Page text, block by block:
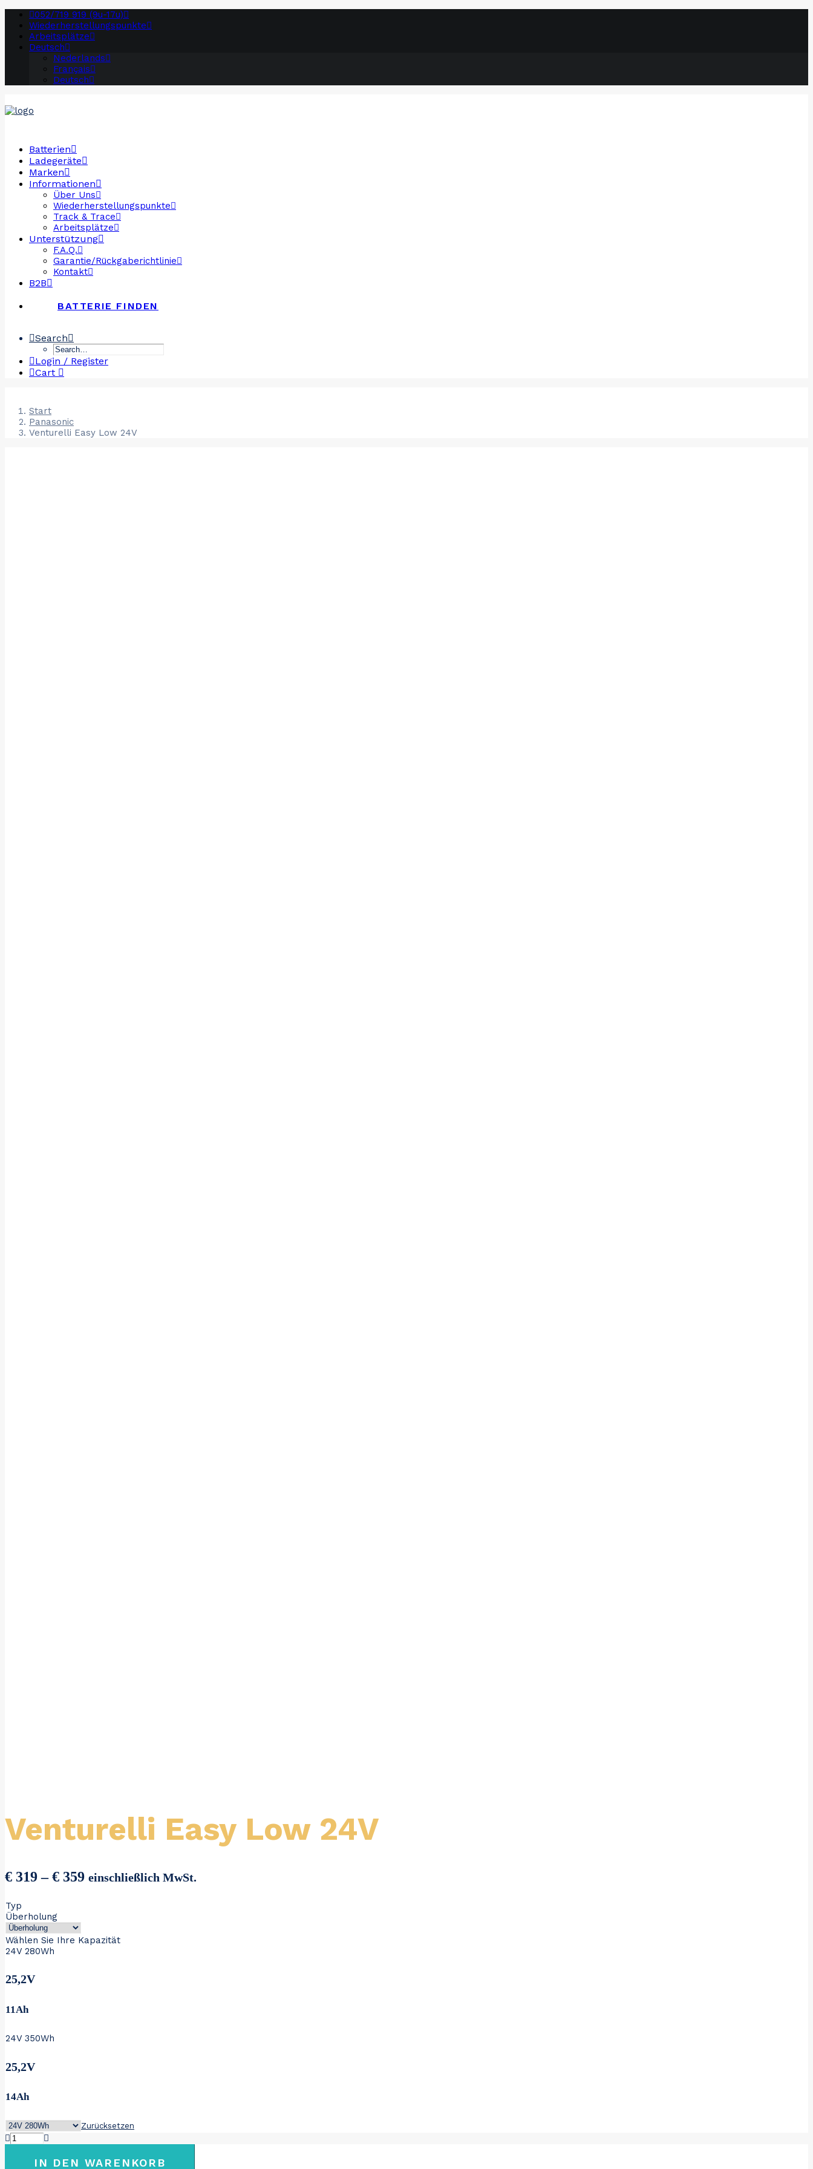
052/719 919 (9u-17u)
Wiederherstellungspunkte
Arbeitsplätze
Deutsch
Nederlands
Français
Deutsch
Batterien
Ladegeräte
Marken
Informationen
Über Uns
Wiederherstellungspunkte
Track & Trace
Arbeitsplätze
Unterstützung
F.A.Q.
Garantie/Rückgaberichtlinie
Kontakt
B2B
BATTERIE FINDEN
Search
Login / Register
Cart
Start
Panasonic
Venturelli Easy Low 24V
Venturelli Easy Low 24V
€ 319 –€ 359Preisspanne:
einschließlich MwSt.
Typ
Überholung
Wählen Sie Ihre Kapazität
24V 280Wh
25,2V
11Ah
24V 350Wh
25,2V
14Ah
Zurücksetzen
Venturelli
IN DEN WARENKORB